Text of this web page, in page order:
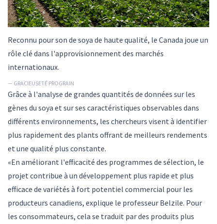
Reconnu pour son de soya de haute qualité, le Canada joue un
rôle clé dans l'approvisionnement des marchés
internationaux.
— GRACIEUSETÉ PROGRAIN
Grâce à l'analyse de grandes quantités de données sur les
gènes du soya et sur ses caractéristiques observables dans
différents environnements, les chercheurs visent à identifier
plus rapidement des plants offrant de meilleurs rendements
et une qualité plus constante.
«En améliorant l'efficacité des programmes de sélection, le
projet contribue à un développement plus rapide et plus
efficace de variétés à fort potentiel commercial pour les
producteurs canadiens, explique le professeur Belzile. Pour
les consommateurs, cela se traduit par des produits plus